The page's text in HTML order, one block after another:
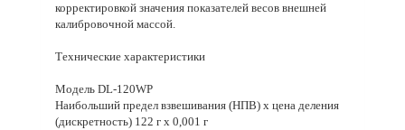
корректировкой значения показателей весов внешней
калибровочной массой.
Технические характеристики
Модель DL-120WP
Наибольший предел взвешивания (НПВ) х цена деления
(дискретность) 122 г х 0,001 г